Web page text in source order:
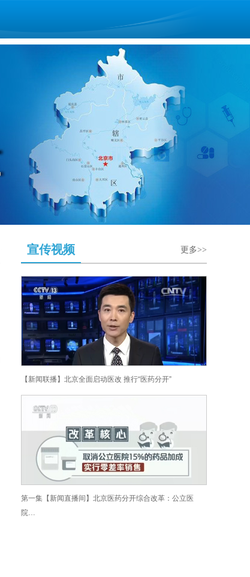
更多>>
宣传视频
【新闻联播】北京全面启动医改 推行“医药分开”
第一集【新闻直播间】北京医药分开综合改革：公立医
院…